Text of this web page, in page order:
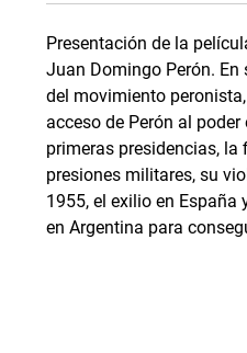
Presentación de la
Juan Domingo Perón.
del movimiento
acceso de Perón al
primeras presidencias, la
presiones militares, su
1955, el exilio en España
en Argentina para